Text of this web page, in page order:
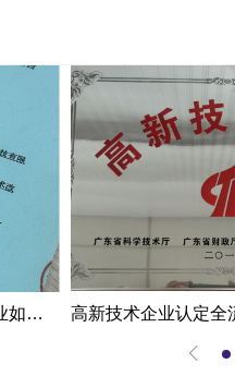
错过就亏大了！揭秘东莞高新企业如何轻松拿下省级技术改造项目300万补贴